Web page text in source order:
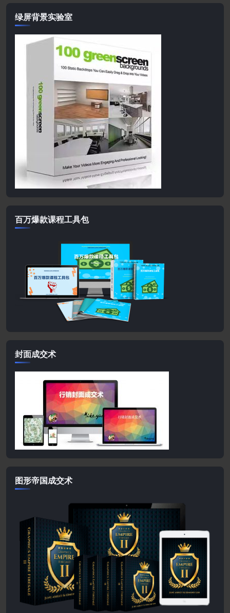
绿屏背景实验室
百万爆款课程工具包
封面成交术
图形帝国成交术